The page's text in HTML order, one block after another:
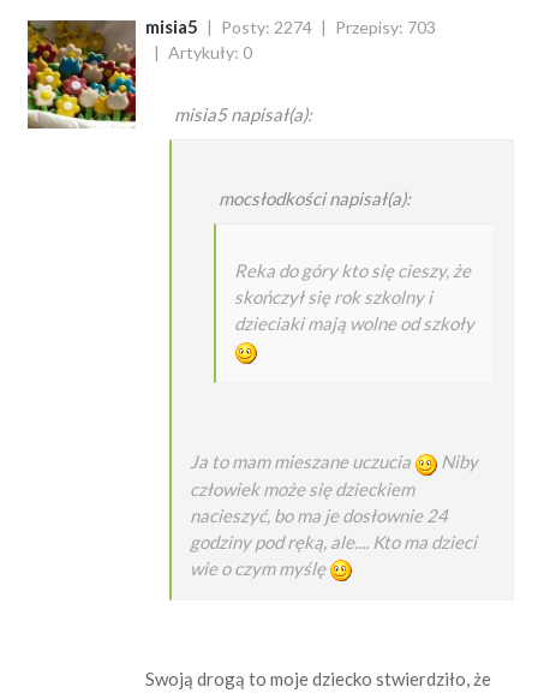
misia5 Posty: 2274
Przepisy: 703
Artykuły: 0
misia5 napisał(a):
mocsłodkości napisał(a):
Reka do góry kto się cieszy, że
skończył się rok szkolny i
dzieciaki mają wolne od szkoły
Ja to mam mieszane uczucia
Niby
człowiek może się dzieckiem
nacieszyć, bo ma je dosłownie 24
godziny pod ręką, ale.... Kto ma dzieci
wie o czym myślę
Swoją drogą to moje dziecko stwierdziło, że